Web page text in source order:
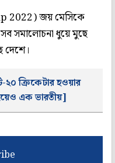
2022) জয় মেসিকে
সমালোচনা ধুয়ে মুছে
দেশে।
২০ ক্রিকেটার হওয়ার
এক ভারতীয়]